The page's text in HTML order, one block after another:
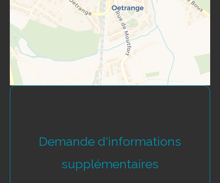
Demande d'informations
supplémentaires